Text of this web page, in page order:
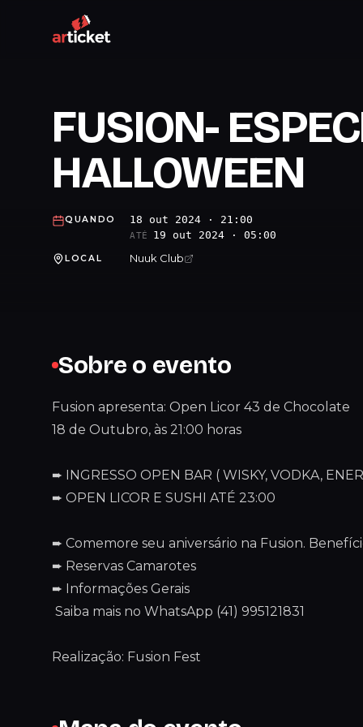
FUSION-
HALLOWEEN
QUANDO 18 out 2024 · 21:00
ATÉ 19 out 2024 · 05:00
LOCAL Nuuk Club
Sobre o evento
Fusion apresenta: Open Licor 43 de Chocolate
18 de Outubro, às 21:00 horas
➨ INGRESSO OPEN BAR ( WISKY, VODKA,
➨ OPEN LICOR E SUSHI ATÉ 23:00
➨ Comemore seu aniversário na Fusion.
➨ Reservas Camarotes
➨ Informações Gerais
Saiba mais no WhatsApp (41) 995121831
Realização: Fusion Fest